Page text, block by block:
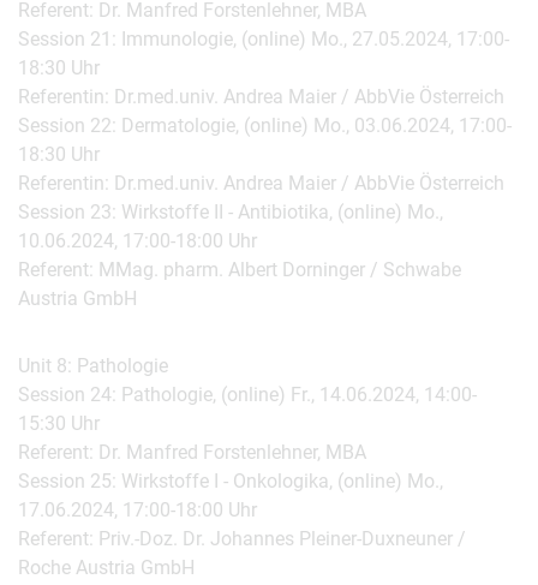
Referent: Dr. Manfred Forstenlehner, MBA
Session 21: Immunologie, (online) Mo., 27.05.2024, 17:00-
18:30 Uhr
Referentin: Dr.med.univ. Andrea Maier / AbbVie Österreich
Session 22: Dermatologie, (online) Mo., 03.06.2024, 17:00-
18:30 Uhr
Referentin: Dr.med.univ. Andrea Maier / AbbVie Österreich
Session 23: Wirkstoffe II - Antibiotika, (online) Mo.,
10.06.2024, 17:00-18:00 Uhr
Referent: MMag. pharm. Albert Dorninger / Schwabe
Austria GmbH
Unit 8: Pathologie
Session 24: Pathologie, (online) Fr., 14.06.2024, 14:00-
15:30 Uhr
Referent: Dr. Manfred Forstenlehner, MBA
Session 25: Wirkstoffe I - Onkologika, (online) Mo.,
17.06.2024, 17:00-18:00 Uhr
Referent: Priv.-Doz. Dr. Johannes Pleiner-Duxneuner /
Roche Austria GmbH